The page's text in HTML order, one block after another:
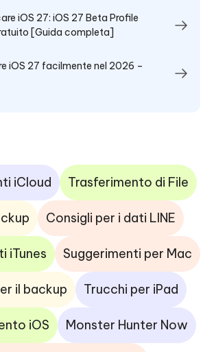
iOS 27: iOS 27 Beta Profile
[Guida completa]
iOS 27 facilmente nel 2026 –
iCloud Trasferimento di File
Consigli per i dati LINE
iTunes Suggerimenti per Mac
il backup Trucchi per iPad
iOS Monster Hunter Now